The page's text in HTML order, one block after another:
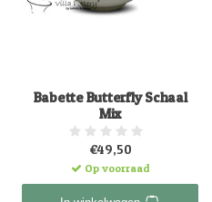
Babette Butterfly Schaal
Mix
€49,50
Op voorraad